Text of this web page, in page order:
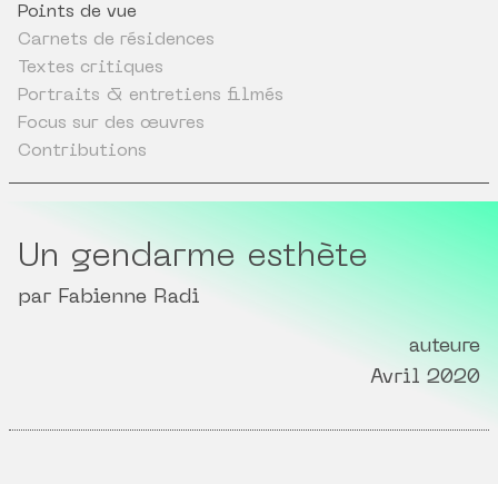
Points de vue
Carnets de résidences
Textes critiques
Portraits & entretiens filmés
Focus sur des œuvres
Contributions
Un gendarme esthète
par Fabienne Radi
auteure
Avril 2020